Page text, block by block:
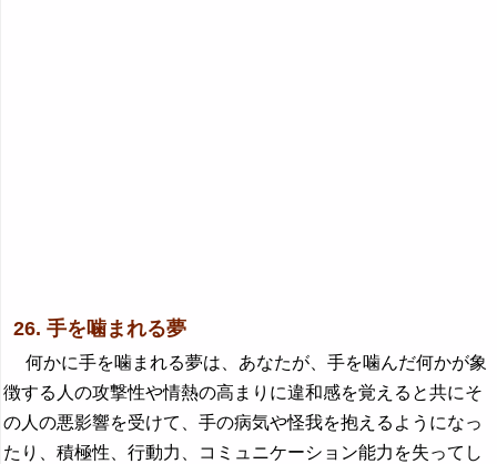
26. 手を噛まれる夢
何かに手を噛まれる夢は、あなたが、手を噛んだ何かが象
徴する人の攻撃性や情熱の高まりに違和感を覚えると共にそ
の人の悪影響を受けて、手の病気や怪我を抱えるようになっ
たり、積極性、行動力、コミュニケーション能力を失ってし